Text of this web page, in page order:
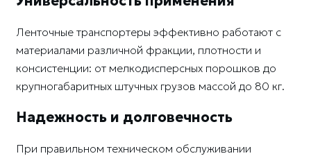
Ленточные транспортеры эффективно работают с
материалами различной фракции, плотности и
консистенции: от мелкодисперсных порошков до
крупногабаритных штучных грузов массой до 80 кг.
Надежность и долговечность
При правильном техническом обслуживании